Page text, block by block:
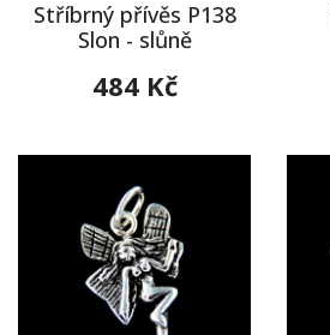
Stříbrný přívěs P138
Slon - slůně
484 Kč